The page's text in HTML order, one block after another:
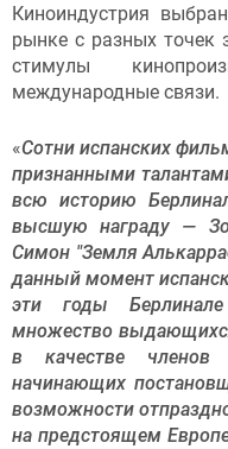
Киноиндустрия
рынке с разных точек
стимулы
международные связи.
«Сотни испанских
признанными
всю историю
высшую награду —
Симон "Земля
данный момент
эти годы Берлинале
множество
в качестве
начинающих
возможности
на предстоящем